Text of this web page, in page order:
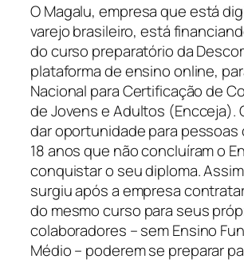
O Magalu, empresa que está
varejo brasileiro, está
do curso preparatório da
plataforma de ensino online,
Nacional para Certificação de
de Jovens e Adultos (Encceja).
dar oportunidade para pessoas
18 anos que não concluíram o
conquistar o seu diploma.
surgiu após a empresa
do mesmo curso para seus
colaboradores – sem Ensino
Médio – poderem se preparar